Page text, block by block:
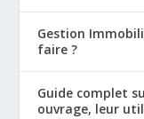
Gestion
faire ?
Guide complet
ouvrage, leur